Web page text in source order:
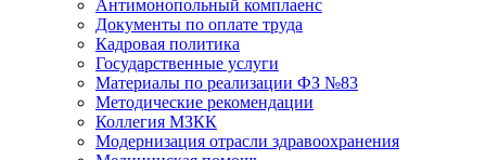
Антимонопольный комплаенс
Документы по оплате труда
Кадровая политика
Государственные услуги
Материалы по реализации ФЗ №83
Методические рекомендации
Коллегия МЗКК
Модернизация отрасли здравоохранения